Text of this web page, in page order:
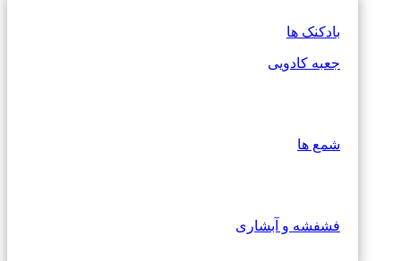
بادکنک ها
جعبه کادویی
شمع ها
فشفشه و آبشاری